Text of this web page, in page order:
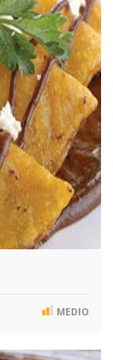
MEDIO